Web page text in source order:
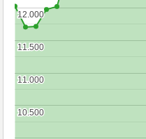
10.500
10.500
11.000
11.000
11.500
11.500
12.000
12.000